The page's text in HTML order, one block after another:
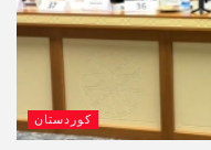
کوردستان